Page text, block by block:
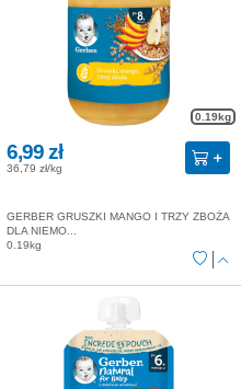
0.19kg
6,99 zł
36,79 zł/kg
GERBER GRUSZKI MANGO I TRZY ZBOŻA
DLA NIEMO...
0.19kg